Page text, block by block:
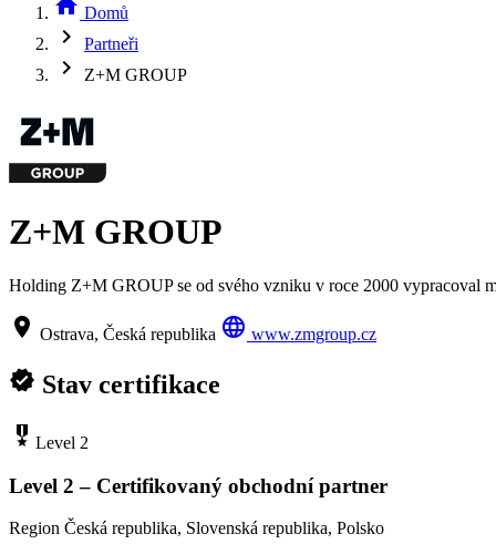
home Domů
chevron_right Partneři
chevron_right Z+M GROUP
Z+M GROUP
Holding Z+M GROUP se od svého vzniku v roce 2000 vypracoval
location_on Ostrava, Česká republika language www.zmgroup.cz
verified Stav certifikace
military_tech Level 2
Level 2 – Certifikovaný obchodní partner
Region Česká republika, Slovenská republika, Polsko